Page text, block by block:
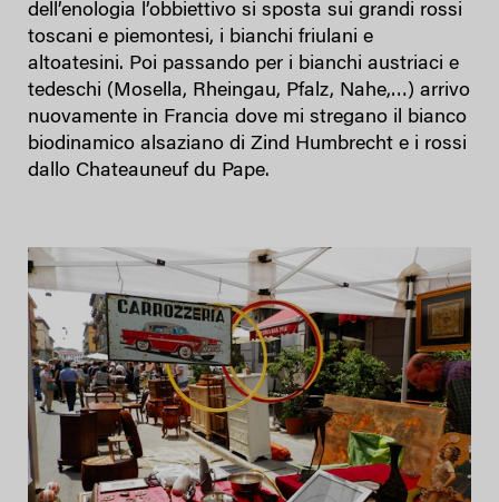
dell’enologia l’obbiettivo si sposta sui grandi rossi
toscani e piemontesi, i bianchi friulani e
altoatesini. Poi passando per i bianchi austriaci e
tedeschi (Mosella, Rheingau, Pfalz, Nahe,…) arrivo
nuovamente in Francia dove mi stregano il bianco
biodinamico alsaziano di Zind Humbrecht e i rossi
dallo Chateauneuf du Pape.